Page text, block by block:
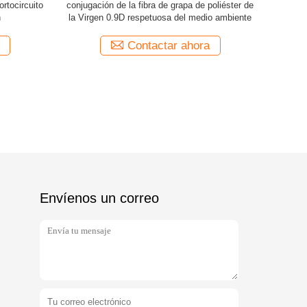
conjugación de la fibra de grapa de poliéster de
la Virgen 0.9D respetuosa del medio ambiente
Contactar ahora
Envíenos un correo